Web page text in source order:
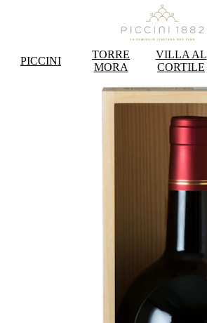
PICCINI
TORRE
MORA
VILLA AL
CORTILE